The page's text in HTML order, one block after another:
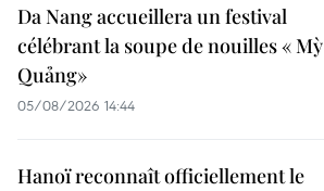
Da Nang accueillera un festival
célébrant la soupe de nouilles « Mỳ
Quảng»
05/08/2026 14:44
Hanoï reconnaît officiellement le